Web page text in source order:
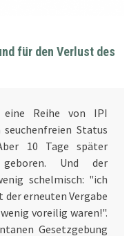
für den Verlust des
eine Reihe von IPI
Status
10 Tage später
Und der
schelmisch: "ich
der erneuten Vergabe
voreilig waren!".
Gesetzgebung